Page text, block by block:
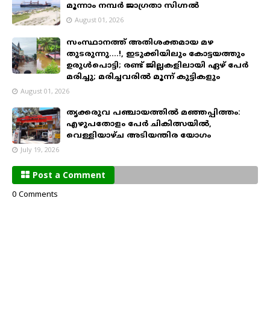
മൂന്നാം നമ്പർ ജാഗ്രതാ സിഗ്നൽ
August 01, 2026
സംസ്ഥാനത്ത് അതിശക്തമായ മഴ
തുടരുന്നു....!, ഇടുക്കിയിലും കോട്ടയത്തും
ഉരുൾപൊട്ടി; രണ്ട് ജില്ലകളിലായി ഏഴ് പേർ
മരിച്ചു; മരിച്ചവരിൽ മൂന്ന് കുട്ടികളും
August 01, 2026
തൃക്കരുവ പഞ്ചായത്തിൽ മഞ്ഞപ്പിത്തം:
എഴുപതോളം പേർ ചികിത്സയിൽ,
വെള്ളിയാഴ്ച അടിയന്തിര യോഗം
July 19, 2026
Post a Comment
0 Comments